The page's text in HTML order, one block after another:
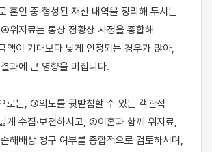
혼인 중 형성된 재산 내역을 정리해 두시는
위자료는 통상 정황상 사정을 종합해
액이 기대보다 낮게 인정되는 경우가 많아,
과에 큰 영향을 미칩니다.
로는, ①외도를 뒷받침할 수 있는 객관적
게 수집·보전하시고, ②이혼과 함께 위자료,
해배상 청구 여부를 종합적으로 검토하시며,